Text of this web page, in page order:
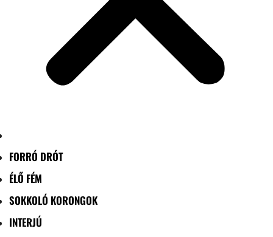
FORRÓ DRÓT
ÉLŐ FÉM
SOKKOLÓ KORONGOK
INTERJÚ